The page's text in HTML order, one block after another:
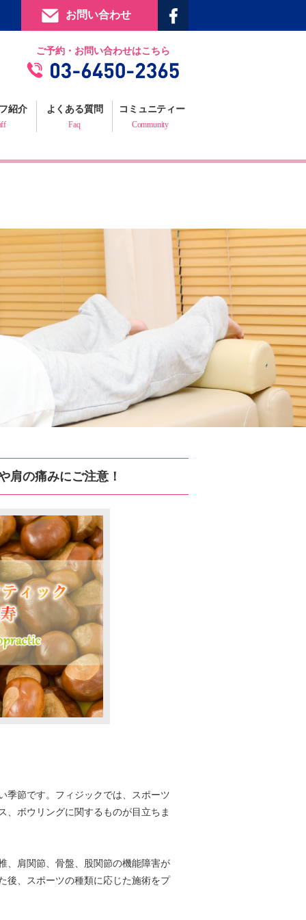
お問い合わせ
ご予約・お問い合わせはこちら
紹介 よくある質問
Faq
コミュニティー
Community
提携施設
フィジックスマイルギャラリー
プロフェッショナルからの推薦状
肩の痛みにご注意！
季節です。フィジックでは、スポーツ
、ボウリングに関するものが目立ちま
、肩関節、骨盤、股関節の機能障害が
後、スポーツの種類に応じた施術をプ